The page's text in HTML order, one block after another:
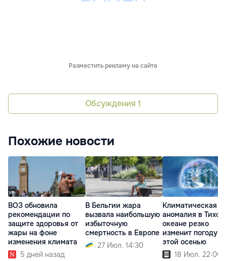
Разместить рекламу на сайте
Обсуждения 1
Похожие новости
ВОЗ обновила
рекомендации по
защите здоровья от
жары на фоне
изменения климата
5 дней назад
В Бельгии жара
вызвала наибольшую
избыточную
смертность в Европе
27 Июл. 14:30
Климатическая
аномалия в Тихом
океане резко
изменит погоду
этой осенью
18 Июл. 22:00